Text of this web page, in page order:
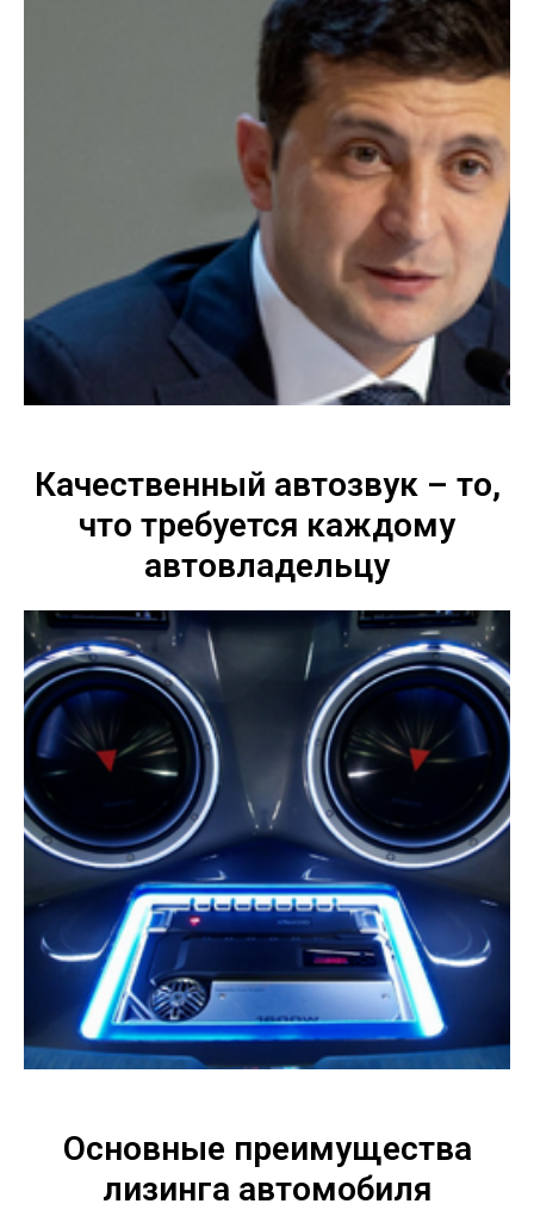
Качественный автозвук – то,
что требуется каждому
автовладельцу
Основные преимущества
лизинга автомобиля